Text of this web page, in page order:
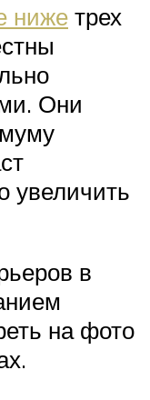
ниже трех
Они
увеличить
в
на фото